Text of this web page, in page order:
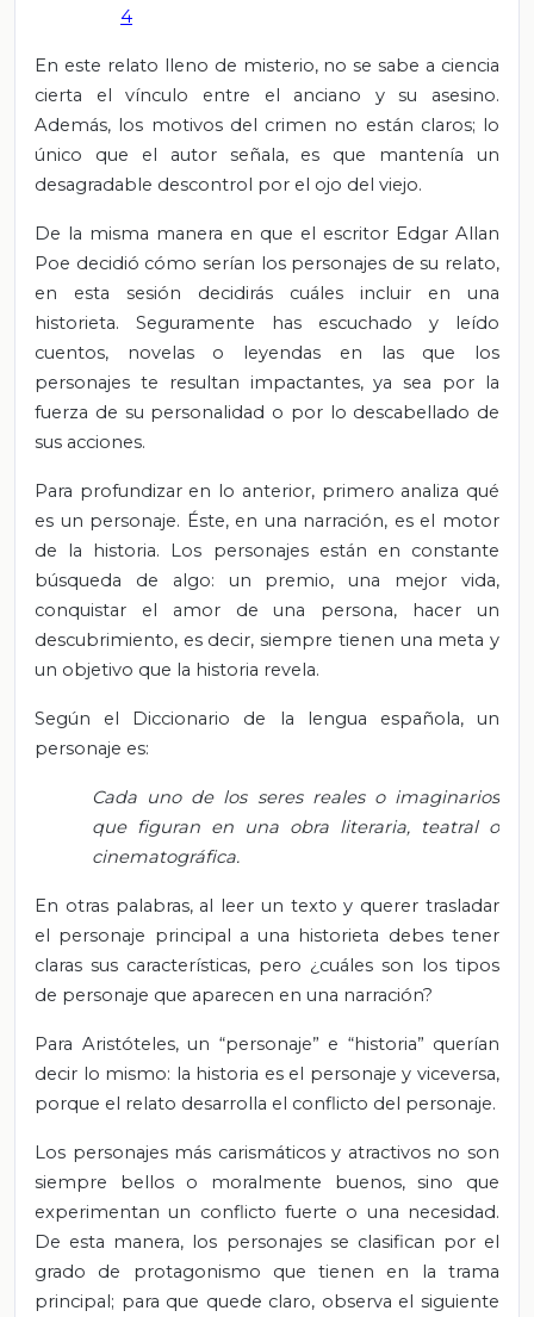
4
En este relato lleno de misterio, no se sabe a ciencia
cierta el vínculo entre el anciano y su asesino.
Además, los motivos del crimen no están claros; lo
único que el autor señala, es que mantenía un
desagradable descontrol por el ojo del viejo.
De la misma manera en que el escritor Edgar Allan
Poe decidió cómo serían los personajes de su relato,
en esta sesión decidirás cuáles incluir en una
historieta. Seguramente has escuchado y leído
cuentos, novelas o leyendas en las que los
personajes te resultan impactantes, ya sea por la
fuerza de su personalidad o por lo descabellado de
sus acciones.
Para profundizar en lo anterior, primero analiza qué
es un personaje. Éste, en una narración, es el motor
de la historia. Los personajes están en constante
búsqueda de algo: un premio, una mejor vida,
conquistar el amor de una persona, hacer un
descubrimiento, es decir, siempre tienen una meta y
un objetivo que la historia revela.
Según el Diccionario de la lengua española, un
personaje es:
Cada uno de los seres reales o imaginarios
que figuran en una obra literaria, teatral o
cinematográfica.
En otras palabras, al leer un texto y querer trasladar
el personaje principal a una historieta debes tener
claras sus características, pero ¿cuáles son los tipos
de personaje que aparecen en una narración?
Para Aristóteles, un “personaje” e “historia” querían
decir lo mismo: la historia es el personaje y viceversa,
porque el relato desarrolla el conflicto del personaje.
Los personajes más carismáticos y atractivos no son
siempre bellos o moralmente buenos, sino que
experimentan un conflicto fuerte o una necesidad.
De esta manera, los personajes se clasifican por el
grado de protagonismo que tienen en la trama
principal; para que quede claro, observa el siguiente